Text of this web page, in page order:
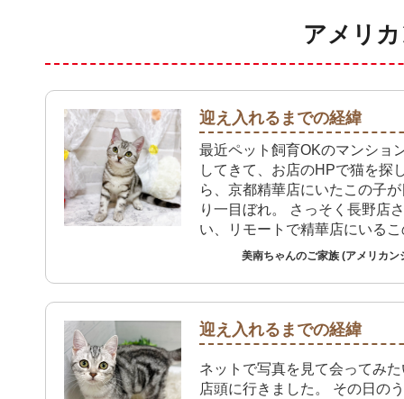
アメリ
迎え入れるまでの経緯
最近ペット飼育OKのマンショ
してきて、お店のHPで猫を探
ら、京都精華店にいたこの子
り一目ぼれ。 さっそく長野店
い、リモートで精華店にいる
面しました。 動画で見てます
ました。
美南ちゃんのご家族 (アメリカン
迎え入れるまでの経緯
ネットで写真を見て会ってみ
店頭に行きました。 その日の